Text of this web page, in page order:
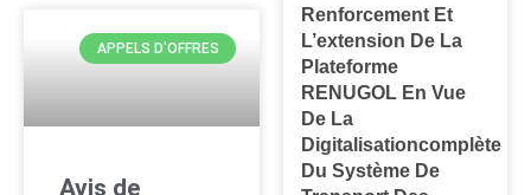
APPELS D'OFFRES
Avis de
Renforcement Et
L’extension De La
Plateforme
RENUGOL En Vue
De La
Digitalisationcomplète
Du Système De